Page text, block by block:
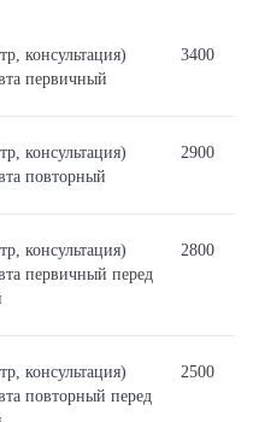
консультация)
первичный
3400
консультация)
повторный
2900
консультация)
первичный перед
2800
консультация)
повторный перед
2500